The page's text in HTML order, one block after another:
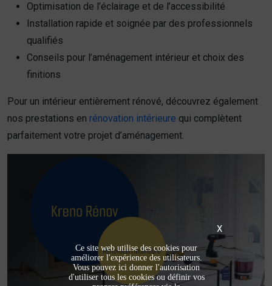
Optimisation de l’éclairage et de l’accessibilité
Installation rapide et soignée par des professionnels
qualifiés
Conseils pour l’aménagement intérieur et choix des
finitions
Pour un intérieur entièrement rénové, découvrez également
nos prestations en rénovation intérieure qui complètent
parfaitement votre projet d’aménagement.
X
Ce site web utilise des cookies pour
améliorer l'expérience des utilisateurs.
Vous pouvez ici donner l'autorisation
d'utiliser tous les cookies ou définir vos